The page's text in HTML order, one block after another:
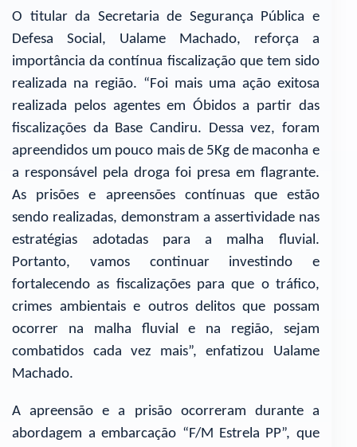
O titular da Secretaria de Segurança Pública e
Defesa Social, Ualame Machado, reforça a
importância da contínua fiscalização que tem sido
realizada na região. “Foi mais uma ação exitosa
realizada pelos agentes em Óbidos a partir das
fiscalizações da Base Candiru. Dessa vez, foram
apreendidos um pouco mais de 5Kg de maconha e
a responsável pela droga foi presa em flagrante.
As prisões e apreensões contínuas que estão
sendo realizadas, demonstram a assertividade nas
estratégias adotadas para a malha fluvial.
Portanto, vamos continuar investindo e
fortalecendo as fiscalizações para que o tráfico,
crimes ambientais e outros delitos que possam
ocorrer na malha fluvial e na região, sejam
combatidos cada vez mais”, enfatizou Ualame
Machado.
A apreensão e a prisão ocorreram durante a
abordagem a embarcação “F/M Estrela PP”, que